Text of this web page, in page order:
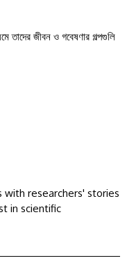
তাদের জীবন ও গবেষণার গল্পগুলি
with researchers' stories
in scientific